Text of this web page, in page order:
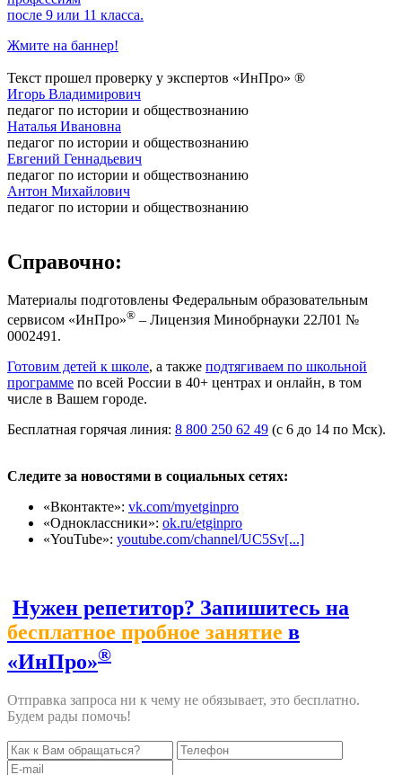
после 9 или 11 класса.
Жмите на баннер!
Текст прошел проверку у экспертов «ИнПро» ®
Игорь Владимирович
педагог по истории и обществознанию
Наталья Ивановна
педагог по истории и обществознанию
Евгений Геннадьевич
педагог по истории и обществознанию
Антон Михайлович
педагог по истории и обществознанию
Справочно:
Материалы подготовлены Федеральным образовательным
сервисом «ИнПро»® – Лицензия Минобрнауки 22Л01 №
0002491.
Готовим детей к школе, а также подтягиваем по школьной
программе по всей России в 40+ центрах и онлайн, в том
числе в Вашем городе.
Бесплатная горячая линия: 8 800 250 62 49 (с 6 до 14 по Мск).
Следите за новостями в социальных сетях:
«Вконтакте»: vk.com/myetginpro
«Одноклассники»: ok.ru/etginpro
«YouTube»: youtube.com/channel/UC5Sv[...]
Нужен репетитор? Запишитесь на
бесплатное пробное занятие в
«ИнПро»®
Отправка запроса ни к чему не обязывает, это бесплатно.
Будем рады помочь!